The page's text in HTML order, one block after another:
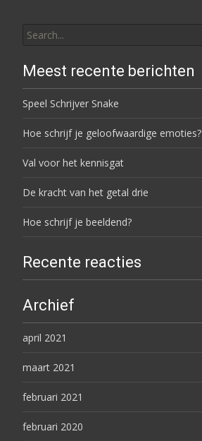
Meest recente berichten
Speel Schrijver Snake
Hoe schrijf je geloofwaardige emoties?
Val voor het kennisgat
De kracht van het getal drie
Hoe schrijf je beeldend?
Recente reacties
Archief
april 2021
maart 2021
februari 2021
februari 2020